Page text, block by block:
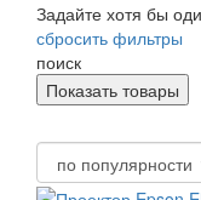
Задайте хотя бы
сбросить фильтры
поиск